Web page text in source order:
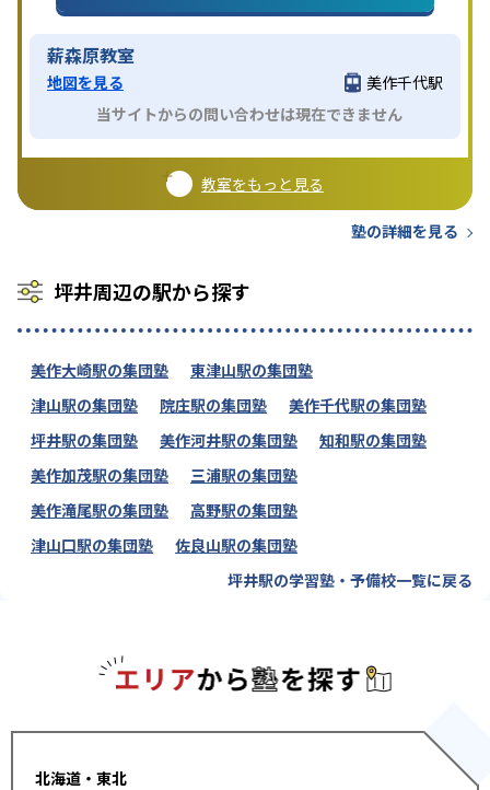
薪森原教室
地図を見る
美作千代駅
当サイトからの問い合わせは現在できません
教室をもっと見る
塾の詳細を見る
坪井周辺の駅から探す
美作大崎駅の集団塾
東津山駅の集団塾
津山駅の集団塾
院庄駅の集団塾
美作千代駅の集団塾
坪井駅の集団塾
美作河井駅の集団塾
知和駅の集団塾
美作加茂駅の集団塾
三浦駅の集団塾
美作滝尾駅の集団塾
高野駅の集団塾
津山口駅の集団塾
佐良山駅の集団塾
坪井駅の学習塾・予備校一覧に戻る
北海道・東北